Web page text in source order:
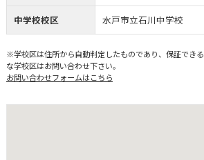
中学校校区 水戸市立石川中学校
※学校区は住所から自動判定したものであり、保証でき
な学校区はお問い合わせ下さい。
お問い合わせフォームはこちら